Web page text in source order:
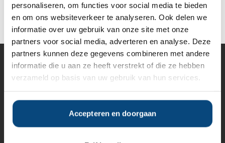
personaliseren, om functies voor social media te bieden
en om ons websiteverkeer te analyseren. Ook delen we
informatie over uw gebruik van onze site met onze
partners voor social media, adverteren en analyse. Deze
partners kunnen deze gegevens combineren met andere
informatie die u aan ze heeft verstrekt of die ze hebben
verzameld op basis van uw gebruik van hun services.
Accepteren en doorgaan
Deel op Facebook
Deel op X
Deel op LinkedIn
Vermogensbeheer
Alle vermogensbeheerders in Nederland
Vermogensbeheerders per regio
Zelfstandige vermogensbeheerders